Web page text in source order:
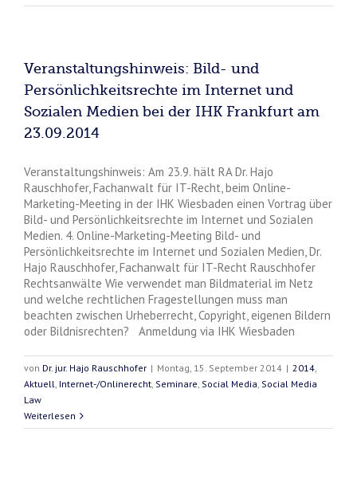
Veranstaltungshinweis: Bild- und
Persönlichkeitsrechte im Internet und
Sozialen Medien bei der IHK Frankfurt am
23.09.2014
Veranstaltungshinweis: Am 23.9. hält RA Dr. Hajo
Rauschhofer, Fachanwalt für IT-Recht, beim Online-
Marketing-Meeting in der IHK Wiesbaden einen Vortrag über
Bild- und Persönlichkeitsrechte im Internet und Sozialen
Medien. 4. Online-Marketing-Meeting Bild- und
Persönlichkeitsrechte im Internet und Sozialen Medien, Dr.
Hajo Rauschhofer, Fachanwalt für IT-Recht Rauschhofer
Rechtsanwälte Wie verwendet man Bildmaterial im Netz
und welche rechtlichen Fragestellungen muss man
beachten zwischen Urheberrecht, Copyright, eigenen Bildern
oder Bildnisrechten? Anmeldung via IHK Wiesbaden
von Dr. jur. Hajo Rauschhofer | Montag, 15. September 2014 | 2014
Aktuell Internet-/Onlinerecht Seminare Social Media Social Media
Law
Weiterlesen